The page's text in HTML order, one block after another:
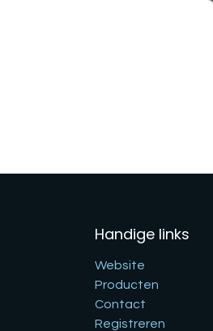
Handige links
Website
Producten
Contact
Registreren